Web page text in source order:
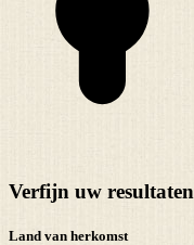
Verfijn uw resultaten
Land van herkomst